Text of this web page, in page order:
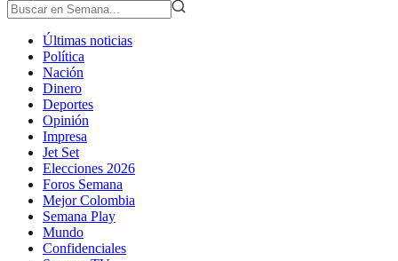
Últimas noticias
Política
Nación
Dinero
Deportes
Opinión
Impresa
Jet Set
Elecciones 2026
Foros Semana
Mejor Colombia
Semana Play
Mundo
Confidenciales